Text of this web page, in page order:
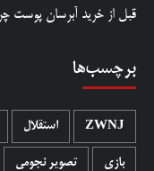
قبل از خرید آبرسان پوست
برچسب‌ها
ZWNJ استقلال
بازی تصویر نجومی